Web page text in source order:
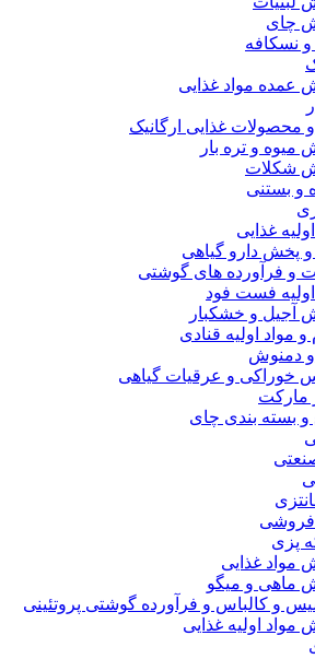
چای
و نسکافه
عمده مواد غذایی
و محصولات غذایی ارگانیک
میوه و تره بار
شکلات
و بستنی
غذایی
و پخش دارو گیاهی
و فرآورده های گوشتی
اولیه فست فود
آجیل و خشکبار
و مواد اولیه قنادی
دمنوش
خوراکی و عرقیات گیاهی
مارکت
و بسته بندی چای
پزی
مواد غذایی
ماهی و میگو
و کالباس و فرآورده گوشتی پروتئینی
مواد اولیه غذایی